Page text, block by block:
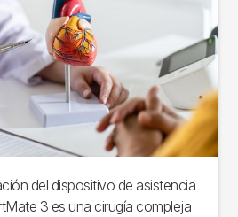
del dispositivo de asistencia
3 es una cirugía compleja